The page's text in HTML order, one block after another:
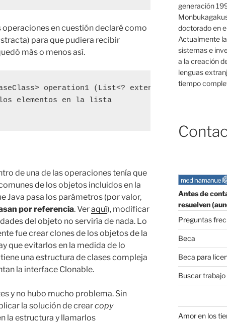
operaciones en cuestión declaré como
para que pudiera recibir
más o menos así.
operation1 (List<? extends BaseClass>
elementos en la lista
de una de las operaciones tenía que
de los objetos incluidos en la
Java pasa los parámetros (por valor,
por referencia. Veraquí), modificar
del objeto no serviría de nada. Lo
fue crear clones de los objetos de la
que evitarlos en la medida de lo
una estructura de clases compleja
la interface Clonable.
y no hubo mucho problema. Sin
la solución de crearcopy
la estructura y llamarlos
generación
doctorado en
Actualmente
sistemas e
a la creación
lenguas
tiempo
Antes de
resuelven
Preguntas
Beca
Beca para
Buscar
Amor en los